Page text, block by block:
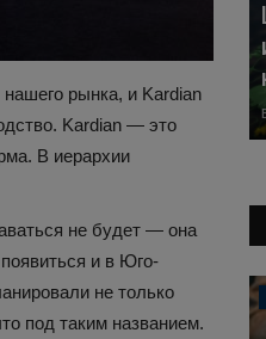
рынка, и Kardian
Kardian — это
В иерархии
не будет — она
и в Юго-
не только
под таким названием.